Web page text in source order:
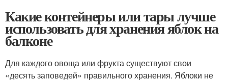
Какие контейнеры или тары лучше
использовать для хранения яблок на
балконе
Для каждого овоща или фрукта существуют свои
«десять заповедей» правильного хранения. Яблоки не